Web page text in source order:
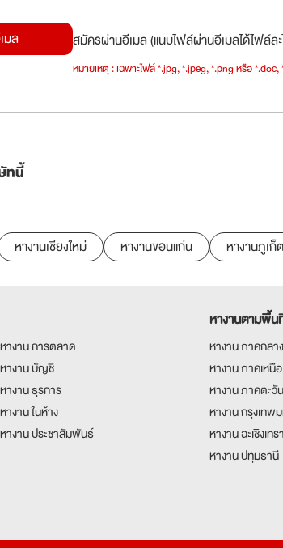
มล สมัครผ่านอีเมล (แนบไฟล์ผ่านอีเมลได้ไฟล์ล
หมายเหตุ : เฉพาะไฟล์ *.jpg, *.jpeg, *.png หรือ
ทนี้
หางานเชียงใหม่ หางานขอนแก่น หางานภูเก็ต
หางาน การตลาด
หางาน บัญชี
หางาน ธุรการ
หางาน ในห้าง
หางาน ประชาสัมพันธ์
หางานตามพื้น
หางาน ภาคกลาง
หางาน ภาคเหนือ
หางาน ภาคตะวั
หางาน กรุงเทพ
หางาน ฉะเชิงเทรา
หางาน ปทุมธานี